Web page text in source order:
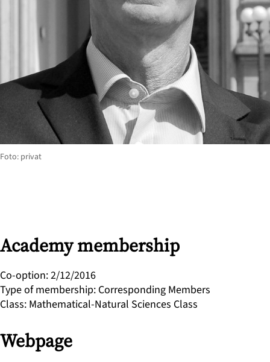
Academy membership
Co-option:2/12/2016
Type of membership: Corresponding Members
Class: Mathematical-Natural Sciences Class
Webpage
Foto: privat